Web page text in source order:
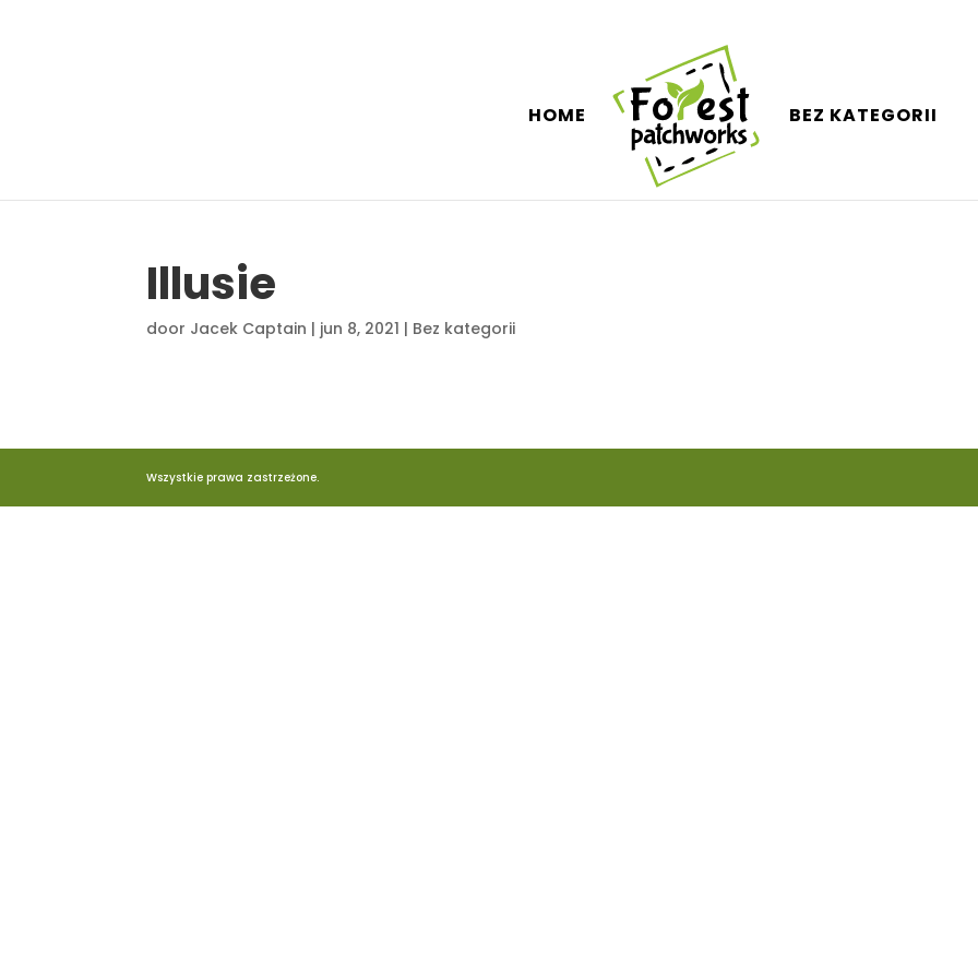
HOME BEZ KATEGORII
Illusie
door Jacek Captain | jun 8, 2021 | Bez kategorii
Wszystkie prawa zastrzeżone.